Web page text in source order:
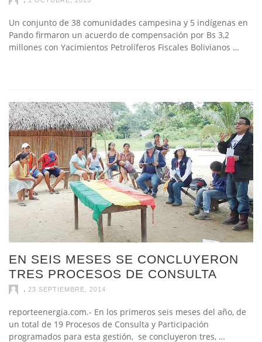
Un conjunto de 38 comunidades campesina y 5 indígenas en
Pando firmaron un acuerdo de compensación por Bs 3,2
millones con Yacimientos Petrolíferos Fiscales Bolivianos …
EN SEIS MESES SE CONCLUYERON
TRES PROCESOS DE CONSULTA
23 SEPTIEMBRE, 2014
reporteenergia.com.- En los primeros seis meses del año, de
un total de 19 Procesos de Consulta y Participación
programados para esta gestión, se concluyeron tres, …